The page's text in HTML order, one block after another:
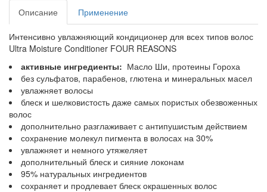
Описание Применение
Интенсивно увлажняющий кондиционер для всех типов волос
Ultra Moisture Conditioner FOUR REASONS
активные ингредиенты: Масло Ши, протеины Гороха
без сульфатов, парабенов, глютена и минеральных масел
увлажняет волосы
блеск и шелковистость даже самых пористых обезвоженных
волос
дополнительно разглаживает с антипушистым действием
сохранение молекул пигмента в волосах на 30%
увлажняет и немного утяжеляет
дополнительный блеск и сияние локонам
95% натуральных ингредиентов
сохраняет и продлевает блеск окрашенных волос